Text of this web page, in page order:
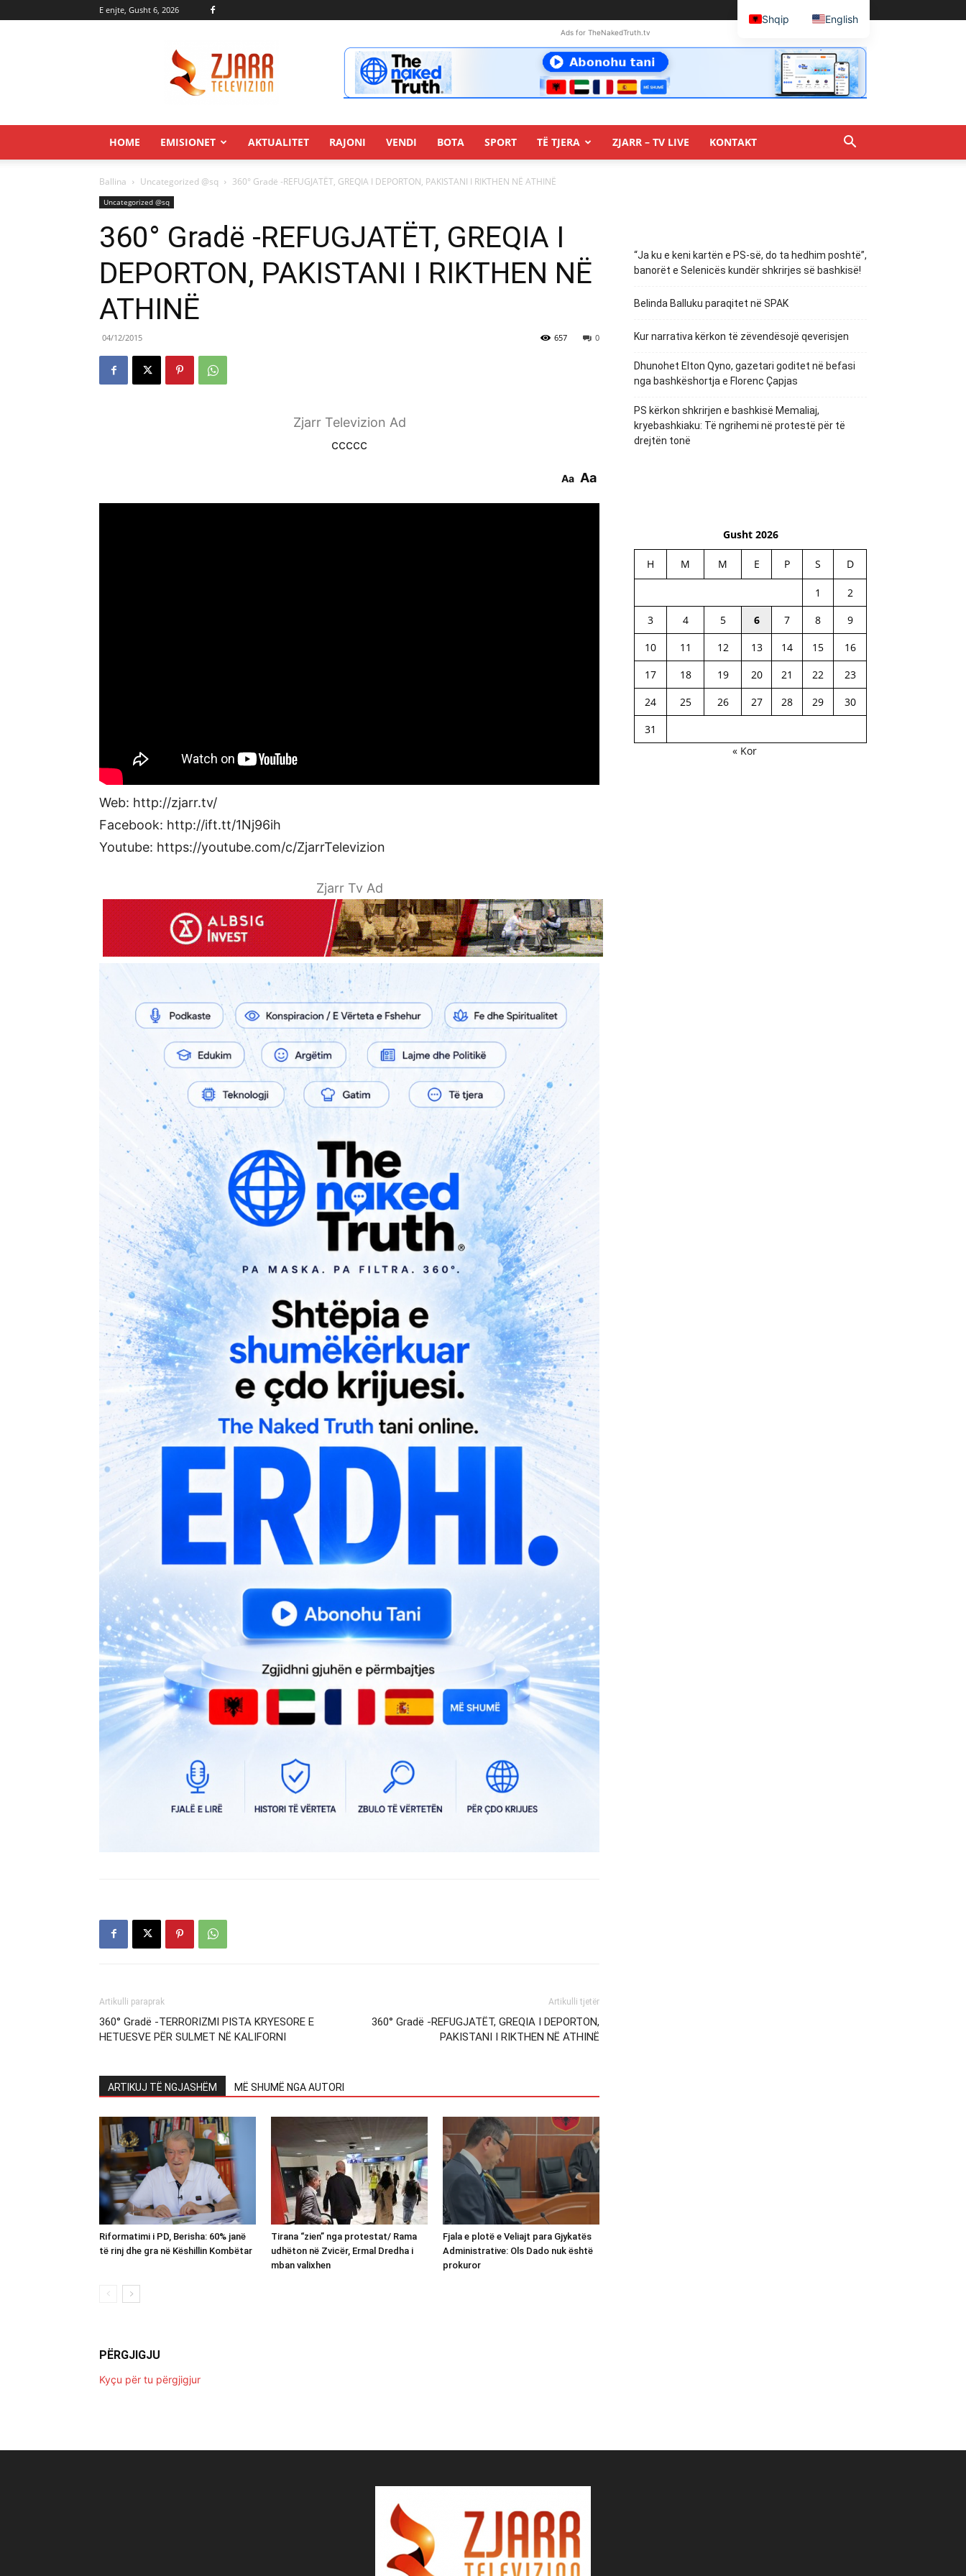
E enjte, Gusht 6, 2026
Ads for TheNakedTruth.tv
HOME EMISIONET AKTUALITET RAJONI VENDI BOTA SPORT TË TJERA ZJARR – TV LIVE KONTAKT
Ballina Uncategorized @sq 360° Gradë -REFUGJATËT, GREQIA I DEPORTON, PAKISTANI I RIKTHEN NË ATHINË
Uncategorized @sq
360° Gradë -REFUGJATËT, GREQIA I
DEPORTON, PAKISTANI I RIKTHEN NË
ATHINË
04/12/2015 0
657
Zjarr Televizion Ad
ccccc
Aa Aa
Web: http://zjarr.tv/
Facebook: http://ift.tt/1Nj96ih
Youtube: https://youtube.com/c/ZjarrTelevizion
Zjarr Tv Ad
Artikulli paraprak
360° Gradë -TERRORIZMI PISTA KRYESORE E
HETUESVE PËR SULMET NË KALIFORNI
Artikulli tjetër
360° Gradë -REFUGJATËT, GREQIA I DEPORTON,
PAKISTANI I RIKTHEN NË ATHINË
ARTIKUJ TË NGJASHËM MË SHUMË NGA AUTORI
Riformatimi i PD, Berisha: 60% janë
të rinj dhe gra në Këshillin Kombëtar
Tirana “zien” nga protestat/ Rama
udhëton në Zvicër, Ermal Dredha i
mban valixhen
Fjala e plotë e Veliajt para Gjykatës
Administrative: Ols Dado nuk është
prokuror
PËRGJIGJU
Kyçu për tu përgjigjur
“Ja ku e keni kartën e PS-së, do ta hedhim poshtë”,
banorët e Selenicës kundër shkrirjes së bashkisë!
Belinda Balluku paraqitet në SPAK
Kur narrativa kërkon të zëvendësojë qeverisjen
Dhunohet Elton Qyno, gazetari goditet në befasi
nga bashkëshortja e Florenc Çapjas
PS kërkon shkrirjen e bashkisë Memaliaj,
kryebashkiaku: Të ngrihemi në protestë për të
drejtën tonë
Gusht 2026
H M M E P S D
1
2
3
4 5 6 7 8
9
10
11 12 13 14 15
16
17
18 19 20 21 22
23
24
25 26 27 28 29
30
31
« Kor
Shqip English